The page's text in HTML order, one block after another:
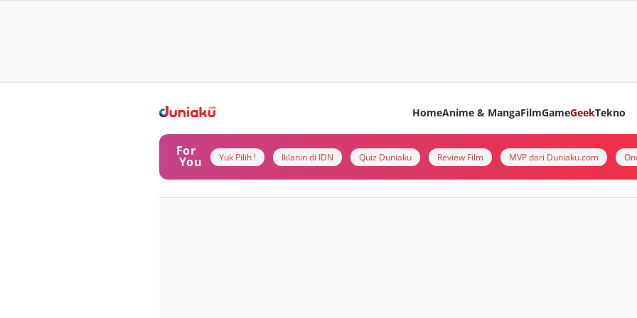
HomeAnime & MangaFilmGameGeekTekno
For
You Yuk Pilih ! Iklanin di IDN Quiz Duniaku Review Film MVP dari Duniaku.com